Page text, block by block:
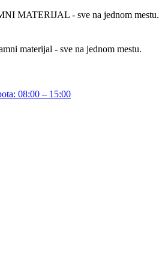
MATERIJAL - sve na jednom mestu.
materijal - sve na jednom mestu.
08:00 – 15:00